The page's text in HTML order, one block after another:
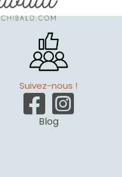
Suivez-nous !
Blog